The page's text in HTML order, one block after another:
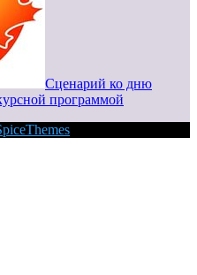
Сценарий ко дню
программой